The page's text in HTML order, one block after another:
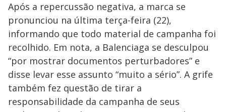
Após a repercussão negativa, a marca se
pronunciou na última terça-feira (22),
informando que todo material de campanha foi
recolhido. Em nota, a Balenciaga se desculpou
“por mostrar documentos perturbadores” e
disse levar esse assunto “muito a sério”. A grife
também fez questão de tirar a
responsabilidade da campanha de seus